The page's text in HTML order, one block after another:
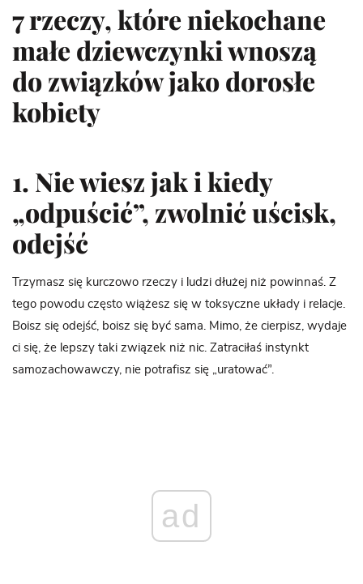
7 rzeczy, które niekochane
małe dziewczynki wnoszą
do związków jako dorosłe
kobiety
1. Nie wiesz jak i kiedy
„odpuścić”, zwolnić uścisk,
odejść
Trzymasz się kurczowo rzeczy i ludzi dłużej niż powinnaś. Z
tego powodu często wiążesz się w toksyczne układy i relacje.
Boisz się odejść, boisz się być sama. Mimo, że cierpisz, wydaje
ci się, że lepszy taki związek niż nic. Zatraciłaś instynkt
samozachowawczy, nie potrafisz się „uratować”.
ad